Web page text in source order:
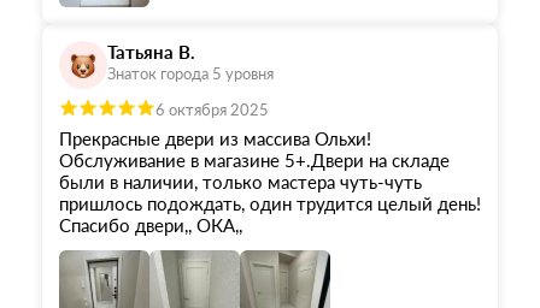
Татьяна В.
Знаток города 5 уровня
6 октября 2025
Прекрасные двери из массива Ольхи!
Обслуживание в магазине 5+.Двери на складе
были в наличии, только мастера чуть-чуть
пришлось подождать, один трудится целый день!
Спасибо двери,, ОКА,,